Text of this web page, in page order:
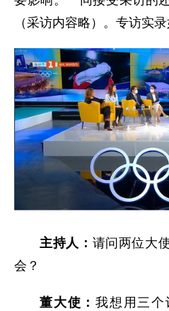
（采访内容略）。专访实录
主持人： 请问两位大
会？
董大使：我想用三